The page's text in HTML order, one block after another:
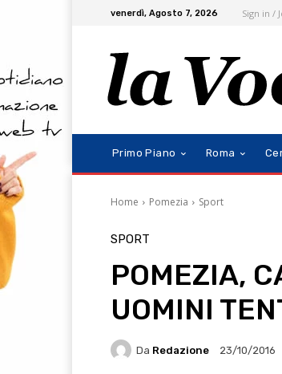
venerdì, Agosto 7, 2026 Sign in /
Primo Piano Roma
Home Pomezia Sport
SPORT
POMEZIA,
UOMINI
Da Redazione 23/10/2016